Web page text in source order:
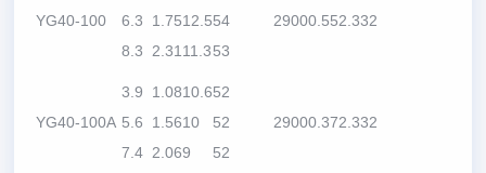
YG40-100
6.3
8.3
1.75
2.31
12.5
11.3
54
53
29000.552.332
YG40-100A
3.9
5.6
7.4
1.08
1.56
2.06
10.6
10
9
52
52
52
29000.372.332